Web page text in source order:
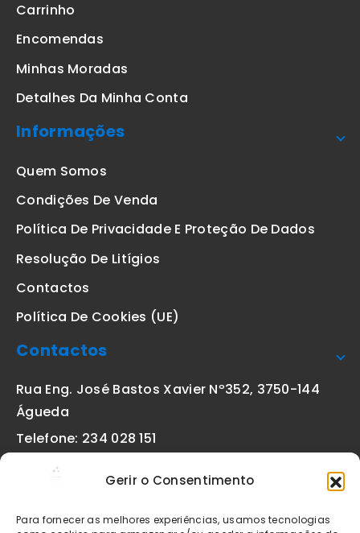
Gerir o Consentimento
Para fornecer as melhores experiências, usamos tecnologias
Carrinho
Encomendas
Minhas Moradas
Detalhes Da Minha Conta
Informações
Quem Somos
Condições De Venda
Política De Privacidade E Proteção De Dados
Resolução De Litígios
Contactos
Política De Cookies (UE)
Contactos
Rua Eng. José Bastos Xavier Nº352, 3750-144
Águeda
Telefone: 234 028 151
geral@etiquetas-online.pt